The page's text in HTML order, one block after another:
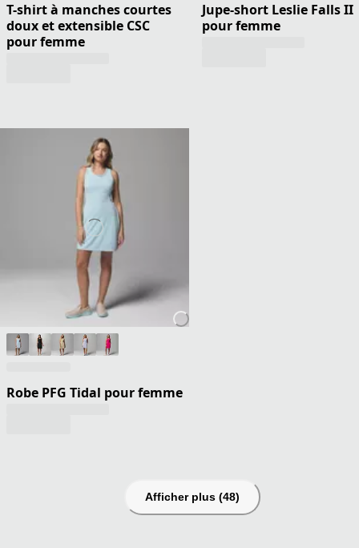
T-shirt à manches courtes
doux et extensible CSC
pour femme
Jupe-short Leslie Falls II
pour femme
Robe PFG Tidal pour femme
Afficher plus (48)